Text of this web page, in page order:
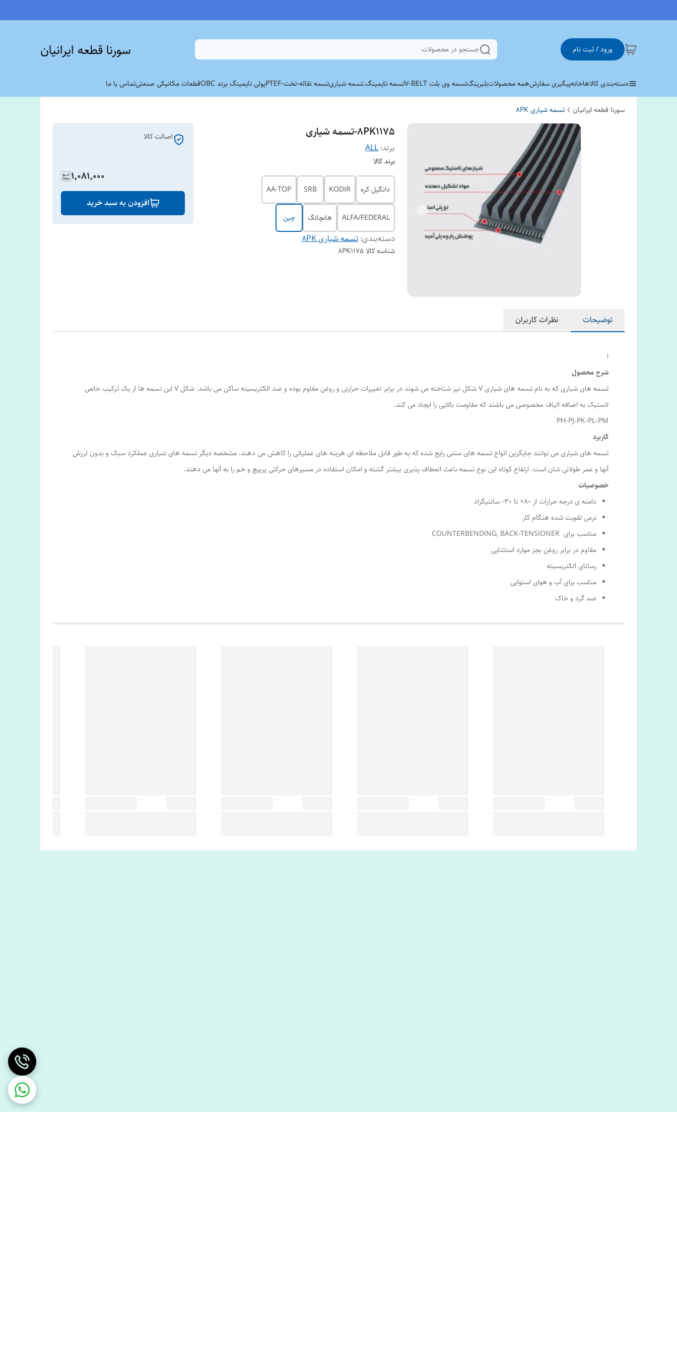
ورود / ثبت نام جستجو در محصولات سورنا قطعه ایرانیان
دسته‌بندی کالاهاخانهپیگیری سفارشهمه محصولاتبلبرینگتسمه وی بلت V-BELT تسمه تایمینگ.تسمه شیاریتسمه نقاله-تخت-PTEF پولی تایمینگ برند OBC قطعات مکانیکی صنعتیتماس با ما
سورنا قطعه ایرانیان تسمه شیاری 8PK
8PK1175-تسمه شیاری
برند:ALL
برند کالا
دانگیل کره KODIR
SRB
AA-TOP
ALFA/FEDERAL هانچانگ چین
دسته‌بندی:تسمه شیاری 8PK
شناسه کالا 8PK1175
اصالت کالا
1,081,000
افزودن به سبد خرید
توضیحات نظرات کاربران
ا
شرح محصول
تسمه های شیاری که به نام تسمه های شیاری V شکل نیز شناخته می شوند در برابر تغییرات حرارتی و روغن مقاوم بوده و ضد الکتریسیته ساکن می باشد. شکل V این تسمه ها از یک ترکیب خاص
لاستیک به اضافه الیاف مخصوصی می باشند که مقاومت بالایی را ایجاد می کند.
PH-PJ-PK-PL-PM
کاربرد
تسمه های شیاری می توانند جایگزین انواع تسمه های سنتی رایج شده که به طور قابل ملاحظه ای هزینه های عملیاتی را کاهش می دهند. مشخصه دیگر تسمه های شیاری عملکرد سبک و بدون لرزش
آنها و عمر طولانی شان است. ارتفاع کوتاه این نوع تسمه باعث انعطاف پذیری بیشتر گشته و امکان استفاده در مسیرهای حرکتی پرپیچ و خم را به آنها می دهند.
خصوصیات
دامنه ی درجه حرارات از ۸۰+ تا ۳۰- سانتیگراد
نرمی تقویت شده هنگام کار
مناسب برای COUNTERBENDING, BACK-TENSIONER
مقاوم در برابر روغن بجز موارد استثنایی
رسانای الکتریسیته
مناسب برای آب و هوای استوایی
ضد گرد و خاک